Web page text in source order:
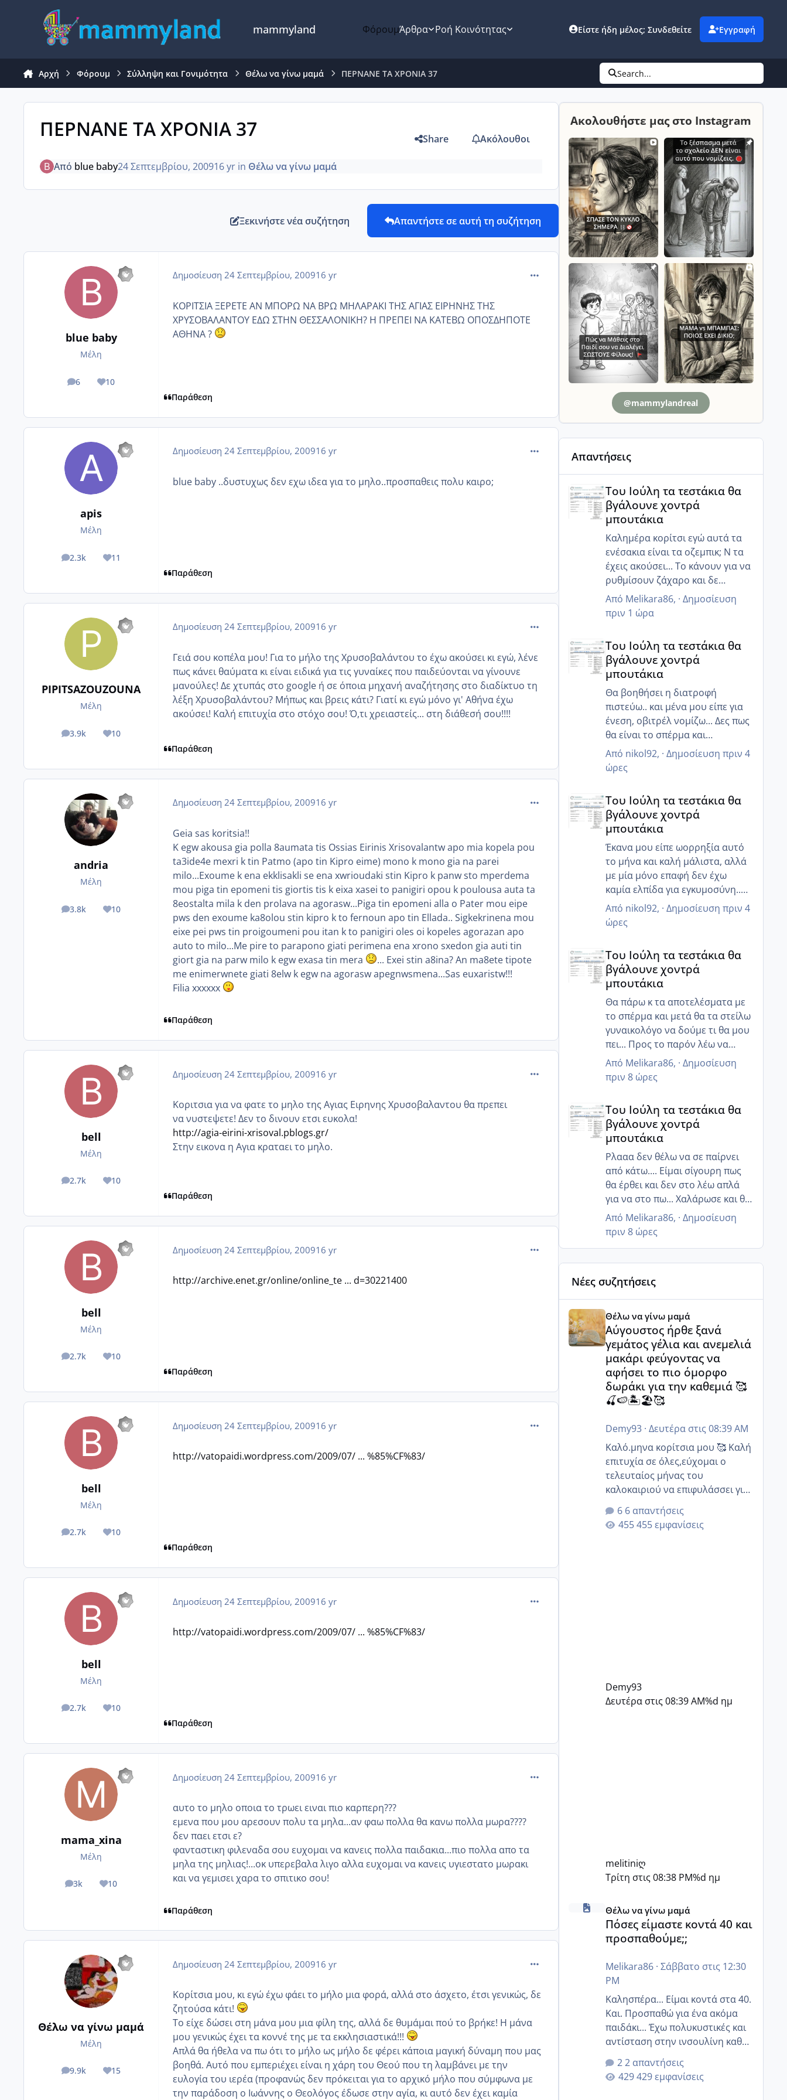
Μετάβαση σε περιεχόμενο
mammyland ΦόρουμΆρθρα Ροή Κοινότητας Είστε ήδη μέλος; Συνδεθείτε Εγγραφή
Αρχή Φόρουμ Σύλληψη και Γονιμότητα Θέλω να γίνω μαμά ΠΕΡΝΑΝΕ ΤΑ ΧΡΟΝΙΑ 37 Search...
ΠΕΡΝΑΝΕ ΤΑ ΧΡΟΝΙΑ 37 Share Ακόλουθοι
Από blue baby24 Σεπτεμβρίου, 200916 yr in Θέλω να γίνω μαμά
Ξεκινήστε νέα συζήτηση Απαντήστε σε αυτή τη συζήτηση
blue baby
Μέλη
6
posts 10
Reputation
Δημοσίευση 24 Σεπτεμβρίου, 200916 yr comment_7840
ΚΟΡΙΤΣΙΑ ΞΕΡΕΤΕ ΑΝ ΜΠΟΡΩ ΝΑ ΒΡΩ ΜΗΛΑΡΑΚΙ ΤΗΣ ΑΓΙΑΣ ΕΙΡΗΝΗΣ ΤΗΣ
ΧΡΥΣΟΒΑΛΑΝΤΟΥ ΕΔΩ ΣΤΗΝ ΘΕΣΣΑΛΟΝΙΚΗ? Η ΠΡΕΠΕΙ ΝΑ ΚΑΤΕΒΩ ΟΠΟΣΔΗΠΟΤΕ
ΑΘΗΝΑ ?
Παράθεση
apis
Μέλη
2.3k
posts 11
Reputation
Δημοσίευση 24 Σεπτεμβρίου, 200916 yr comment_274650
blue baby ..δυστυχως δεν εχω ιδεα για το μηλο..προσπαθεις πολυ καιρο;
Παράθεση
PIPITSAZOUZOUNA
Μέλη
3.9k
posts 10
Reputation
Δημοσίευση 24 Σεπτεμβρίου, 200916 yr comment_274665
Γειά σου κοπέλα μου! Για το μήλο της Χρυσοβαλάντου το έχω ακούσει κι εγώ, λένε
πως κάνει θαύματα κι είναι ειδικά για τις γυναίκες που παιδεύονται να γίνουνε
μανούλες! Δε χτυπάς στο google ή σε όποια μηχανή αναζήτησης στο διαδίκτυο τη
λέξη Χρυσοβαλάντου? Μήπως και βρεις κάτι? Γιατί κι εγώ μόνο γι' Αθήνα έχω
ακούσει! Καλή επιτυχία στο στόχο σου! Ό,τι χρειαστείς... στη διάθεσή σου!!!!
Παράθεση
andria
Μέλη
3.8k
posts 10
Reputation
Δημοσίευση 24 Σεπτεμβρίου, 200916 yr comment_274698
Geia sas koritsia!!
K egw akousa gia polla 8aumata tis Ossias Eirinis Xrisovalantw apo mia kopela pou
ta3ide4e mexri k tin Patmo (apo tin Kipro eime) mono k mono gia na parei
milo...Exoume k ena ekklisakli se ena xwrioudaki stin Kipro k panw sto mperdema
mou piga tin epomeni tis giortis tis k eixa xasei to panigiri opou k poulousa auta ta
8eostalta mila k den prolava na agorasw...Piga tin epomeni alla o Pater mou eipe
pws den exoume ka8olou stin kipro k to fernoun apo tin Ellada.. Sigkekrinena mou
eixe pei pws tin proigoumeni pou itan k to panigiri oles oi kopeles agorazan apo
auto to milo...Me pire to parapono giati perimena ena xrono sxedon gia auti tin
giort gia na parw milo k egw exasa tin mera
... Exei stin a8ina? An ma8ete tipote
me enimerwnete giati 8elw k egw na agorasw apegnwsmena...Sas euxaristw!!!
Filia xxxxxx
Παράθεση
bell
Μέλη
2.7k
posts 10
Reputation
Δημοσίευση 24 Σεπτεμβρίου, 200916 yr comment_274733
Κοριτσια για να φατε το μηλο της Αγιας Ειρηνης Χρυσοβαλαντου θα πρεπει
να νυστεψετε! Δεν το δινουν ετσι ευκολα!
http://agia-eirini-xrisoval.pblogs.gr/
Στην εικονα η Αγια κραταει το μηλο.
Παράθεση
bell
Μέλη
2.7k
posts 10
Reputation
Δημοσίευση 24 Σεπτεμβρίου, 200916 yr comment_274738
http://archive.enet.gr/online/online_te ... d=30221400
Παράθεση
bell
Μέλη
2.7k
posts 10
Reputation
Δημοσίευση 24 Σεπτεμβρίου, 200916 yr comment_274741
http://vatopaidi.wordpress.com/2009/07/ ... %85%CF%83/
Παράθεση
bell
Μέλη
2.7k
posts 10
Reputation
Δημοσίευση 24 Σεπτεμβρίου, 200916 yr comment_274742
http://vatopaidi.wordpress.com/2009/07/ ... %85%CF%83/
Παράθεση
mama_xina
Μέλη
3k
posts 10
Reputation
Δημοσίευση 24 Σεπτεμβρίου, 200916 yr comment_274743
αυτο το μηλο οποια το τρωει ειναι πιο καρπερη???
εμενα που μου αρεσουν πολυ τα μηλα...αν φαω πολλα θα κανω πολλα μωρα????
δεν παει ετσι ε?
φανταστικη φιλεναδα σου ευχομαι να κανεις πολλα παιδακια...πιο πολλα απο τα
μηλα της μηλιας!...οκ υπερεβαλα λιγο αλλα ευχομαι να κανεις υγιεστατο μωρακι
και να γεμισει χαρα το σπιτικο σου!
Παράθεση
Θέλω να γίνω μαμά
Μέλη
9.9k
posts 15
Reputation
Δημοσίευση 24 Σεπτεμβρίου, 200916 yr comment_274748
Κορίτσια μου, κι εγώ έχω φάει το μήλο μια φορά, αλλά στο άσχετο, έτσι γενικώς, δε
ζητούσα κάτι!
Το είχε δώσει στη μάνα μου μια φίλη της, αλλά δε θυμάμαι πού το βρήκε! Η μάνα
μου γενικώς έχει τα κοννέ της με τα εκκλησιαστικά!!!
Απλά θα ήθελα να πω ότι το μήλο ως μήλο δε φέρει κάποια μαγική δύναμη που μας
βοηθά. Αυτό που εμπεριέχει είναι η χάρη του Θεού που τη λαμβάνει με την
ευλογία του ιερέα (προφανώς δεν πρόκειται για το αρχικό μήλο που σύμφωνα με
την παράδοση ο Ιωάννης ο Θεολόγος έδωσε στην αγία, κι αυτό δεν έχει καμία
Ακολουθήστε μας στο Instagram
@mammylandreal
Απαντήσεις
Του Ιούλη τα τεστάκια θα
βγάλουνε χοντρά
μπουτάκια
Καλημέρα κορίτσι εγώ αυτά τα
ενέσακια είναι τα οζεμπικ; Ν τα
έχεις ακούσει... Το κάνουν για να
ρυθμίσουν ζάχαρο και δε
κάποιους βοηθάει να χάσουν
κιλά!!
Ναι την έχω ξανακούσει την
να το συζητήσετε για πρόκληση
ωορρηξίας έτσι ώστε να εισια
μέσα σίγουρη! Κάποια στιγμή
όταν φτιάξουν όλα ίσως το
κάνουμε κ εμείς μου είχε πει!!
Από Melikara86, · Δημοσίευση
πριν 1 ώρα
Του Ιούλη τα τεστάκια θα
βγάλουνε χοντρά
μπουτάκια
Θα βοηθήσει η διατροφή
πιστεύω.. και μένα μου είπε για
ένεση, οβιτρέλ νομίζω... Δες πως
θα είναι το σπέρμα και
ενημέρωσε! Ελπίζω να έχεις καλά
αποτελέσματα 💘
Από nikol92, · Δημοσίευση πριν 4
ώρες
Του Ιούλη τα τεστάκια θα
βγάλουνε χοντρά
μπουτάκια
Έκανα μου είπε ωορρηξία αυτό
το μήνα και καλή μάλιστα, αλλά
με μία μόνο επαφή δεν έχω
καμία ελπίδα για εγκυμοσύνη..
τουλάχιστον τώρα ο άντρας μου
κατάλαβε ότι πρέπει να πάμε πιο
στοχευμένα, αλλιώς ζορίζουν τα
Από nikol92, · Δημοσίευση πριν 4
ώρες
Του Ιούλη τα τεστάκια θα
βγάλουνε χοντρά
μπουτάκια
Θα πάρω κ τα αποτελέσματα με
το σπέρμα και μετά θα τα στείλω
γυναικολόγο να δούμε τι θα μου
πει... Προς το παρόν λέω να
χαλαρώσω όσο μπορώ και να
προσπαθήσω με διατροφή και
κάτι ενέσακια να ρυθμίσω αυτά
σε όλες μας αυτό που
επιθυμούμε τόσο πολύ!!
Από Melikara86, · Δημοσίευση
πριν 8 ώρες
Του Ιούλη τα τεστάκια θα
βγάλουνε χοντρά
μπουτάκια
Ρλααα δεν θέλω να σε παίρνει
από κάτω.... Είμαι σίγουρη πως
θα έρθει και δεν στο λέω απλά
για να στο πω... Χαλάρωσε και θα
δεις. Σε καταλαβαίνω γτ ξέρεις
ότι κ εγώ στα ίδια πατώματα
είμαι κάποιες φορές!! Αλλά έχει κ
στοχευμένα!
Έχεις κάνει πρόκληση
ωορρηξίαε;; έτσι ώστε να πας πιο
στοχευμένα;;
Από Melikara86, · Δημοσίευση
πριν 8 ώρες
Νέες συζητήσεις
Αύγουστος ήρθε ξανά γεμάτος γέλια και
Θέλω να γίνω μαμά
Αύγουστος ήρθε ξανά
γεμάτος γέλια και ανεμελιά
μακάρι φεύγοντας να
αφήσει το πιο όμορφο
δωράκι για την καθεμιά 🥰
🍒🍉🏝️🏖️🥰
Demy93· Δευτέρα στις 08:39 AM
Καλό.μηνα κορίτσια μου 🥰 Καλή
επιτυχία σε όλες,εύχομαι ο
τελευταίος μήνας του
καλοκαιριού να επιφυλάσσει για
όλες σας την πιο όμορφη
έκπληξη 🧿 @Elk @Melikara86
@Παρασκευαιδου @Zenia z
6 απαντήσεις
455 εμφανίσεις
Demy93
Δευτέρα στις 08:39 AM%d ημ
melitiniღ
Τρίτη στις 08:38 PM%d ημ
Πόσες είμαστε κοντά 40 και προσπαθούμε;;
Θέλω να γίνω μαμά
Πόσες είμαστε κοντά 40 και
προσπαθούμε;;
Melikara86· Σάββατο στις 12:30
PM
Καλησπέρα... Είμαι κοντά στα 40.
Και. Προσπαθώ για ένα ακόμα
παιδάκι... Έχω πολυκυστικές και
αντίσταση στην ινσουλίνη καθώς
και χάσιμοτο! Έχω λίγα κιλά
παραπάνω και όσο κ αν
προσπαθώ δεν χάνω εύκολα!
2 απαντήσεις
429 εμφανίσεις